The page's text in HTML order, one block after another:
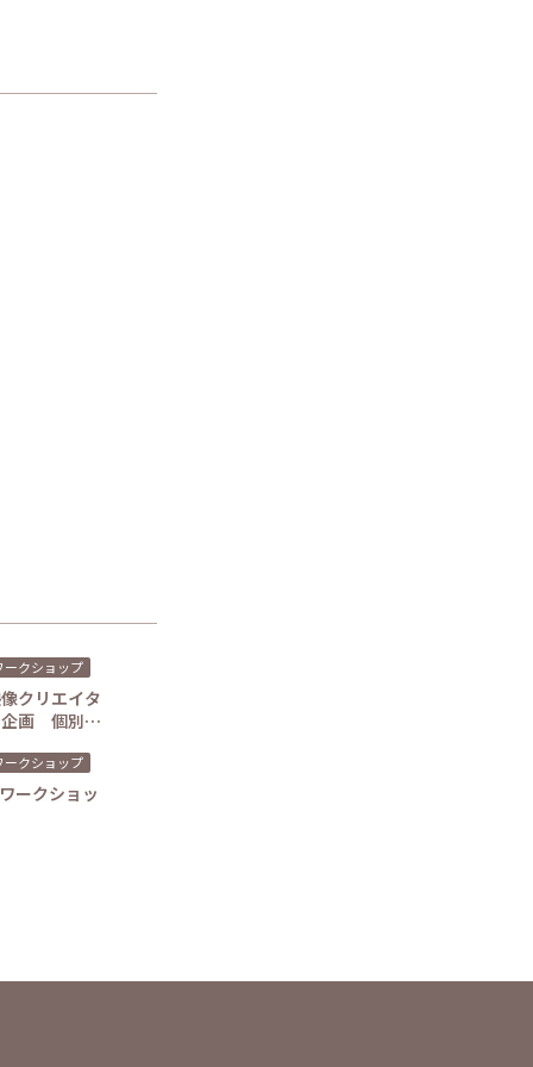
ークショップ
クリエイタ
画 個別体
ークショップ
ークショッ